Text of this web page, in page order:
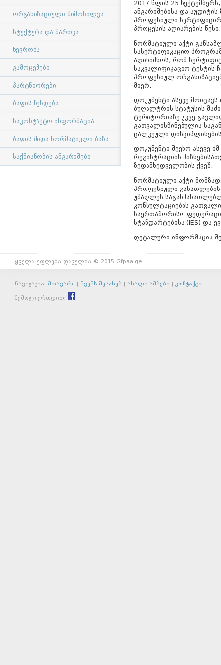
ორგანიზაციული მიმოხილვა
სტუქტურა და მართვა
წევრობა
გამოცემები
პარტნიორები
ბაფის წესდება
საკონტაქტო ინფორმაცია
ბაფის შიდა ნორმატიული ბაზა
საქმიანობის ანგარიშები
2017 წლის 25
ანგარიშებისა და
პროფესიული
პროცესის აღიარების
ნორმატიული აქტი
სასერტიფიკაციო
აღინიშნოს, რომ
საკვალიფიკაციო ტესტის
პროფესიულ
მიერ.
დოკუმენტი ასევე
ბუღალტრის სტატუსის
ტერიტორიაზე უკვე
გათვალისწინებულია
ცალკეული დისციპლინების
დოკუმენტი შეეხო ასევე
რეგისტრაციის
ზედამხედველობის ქვეშ.
ნორმატიული აქტი
პროფესიული
უმაღლეს
კონსულტაციების
საერთაშორისო
სტანდარტებისა (IES) და
დეტალური ინფორმაცია
ყველა უფლება დაცულია © 2015 Gfpaa.ge
ნავიგაცია: მთავარი | ჩვენს შესახებ | ახალი ამბები | კონტაქტი
შემოგვიერთდით: